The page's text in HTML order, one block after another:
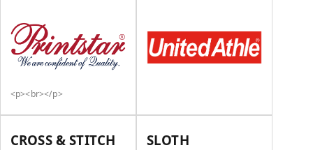
<p><br></p>
CROSS & STITCH SLOTH